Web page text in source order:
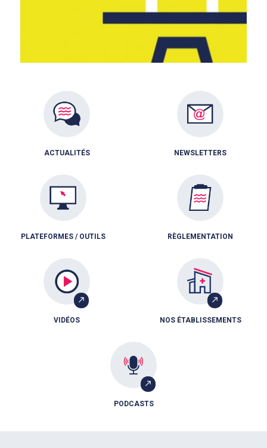
ACTUALITÉS NEWSLETTERS
PLATEFORMES / OUTILS RÈGLEMENTATION
VIDÉOS NOS ÉTABLISSEMENTS
PODCASTS